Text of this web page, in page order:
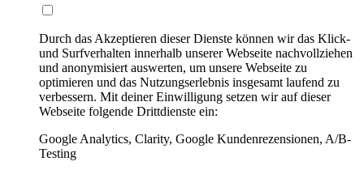
Durch das Akzeptieren dieser Dienste können wir das Klick-
und Surfverhalten innerhalb unserer Webseite nachvollziehen
und anonymisiert auswerten, um unsere Webseite zu
optimieren und das Nutzungserlebnis insgesamt laufend zu
verbessern. Mit deiner Einwilligung setzen wir auf dieser
Webseite folgende Drittdienste ein:
Google Analytics, Clarity, Google Kundenrezensionen, A/B-
Testing